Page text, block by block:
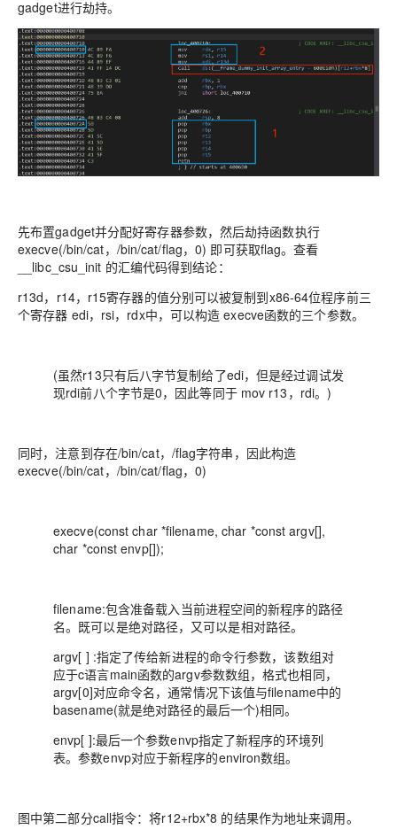
gadget进行劫持。
先布置gadget并分配好寄存器参数，然后劫持函数执行
execve(/bin/cat，/bin/cat/flag，0) 即可获取flag。查看
__libc_csu_init 的汇编代码得到结论：
r13d，r14，r15寄存器的值分别可以被复制到x86-64位程序前三
个寄存器 edi，rsi，rdx中，可以构造 execve函数的三个参数。
(虽然r13只有后八字节复制给了edi，但是经过调试发
现rdi前八个字节是0，因此等同于 mov r13，rdi。)
同时，注意到存在/bin/cat，/flag字符串，因此构造
execve(/bin/cat，/bin/cat/flag，0)
execve(const char *filename, char *const argv[],
char *const envp[]);
filename:包含准备载入当前进程空间的新程序的路径
名。既可以是绝对路径，又可以是相对路径。
argv[ ] :指定了传给新进程的命令行参数，该数组对
应于c语言main函数的argv参数数组，格式也相同，
argv[0]对应命令名，通常情况下该值与filename中的
basename(就是绝对路径的最后一个)相同。
envp[ ]:最后一个参数envp指定了新程序的环境列
表。参数envp对应于新程序的environ数组。
图中第二部分call指令：将r12+rbx*8 的结果作为地址来调用。